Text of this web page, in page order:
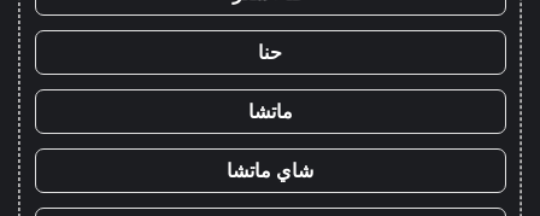
حنا
ماتشا
شاي ماتشا